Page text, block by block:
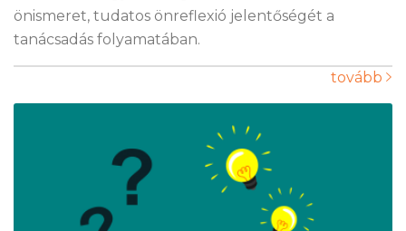
önismeret, tudatos önreflexió jelentőségét a
tanácsadás folyamatában.
tovább